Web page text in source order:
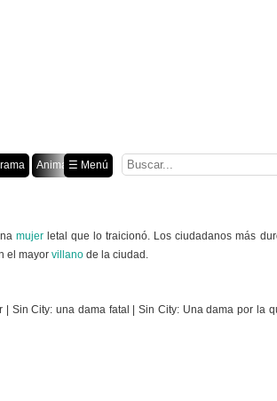
Animación☰ Menú
mujerletal que lo traicionó. Los ciudadanos más
el mayor villanode la ciudad.
| Sin City: una dama fatal | Sin City: Una dama por la